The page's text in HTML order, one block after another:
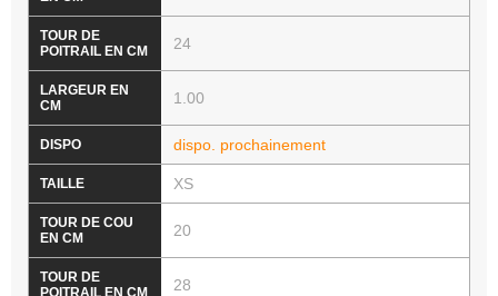
24
1.00
dispo. prochainement
XS
20
28